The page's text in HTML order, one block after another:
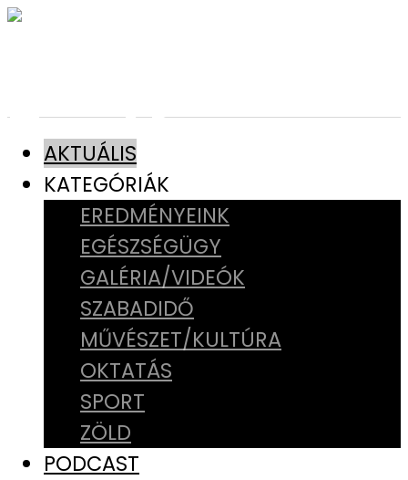
AKTUÁLIS
KATEGÓRIÁK
EREDMÉNYEINK
EGÉSZSÉGÜGY
GALÉRIA/VIDEÓK
SZABADIDŐ
MŰVÉSZET/KULTÚRA
OKTATÁS
SPORT
ZÖLD
PODCAST